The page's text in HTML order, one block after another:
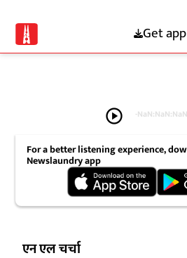
Get app
play_circle -NaN:NaN:NaN
For a better listening experience,
Newslaundry app
एन एल चर्चा